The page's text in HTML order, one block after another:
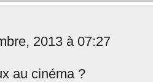
2013 à 07:27
au cinéma ?